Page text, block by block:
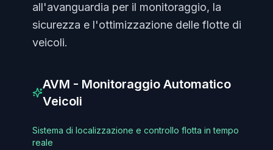
all'avanguardia per il monitoraggio, la
sicurezza e l'ottimizzazione delle flotte di
veicoli.
AVM - Monitoraggio Automatico
Veicoli
Sistema di localizzazione e controllo flotta in tempo
reale